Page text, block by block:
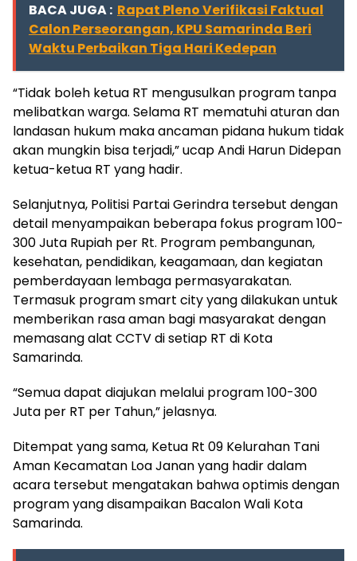
BACA JUGA : Rapat Pleno Verifikasi Faktual
Calon Perseorangan, KPU Samarinda Beri
Waktu Perbaikan Tiga Hari Kedepan
“Tidak boleh ketua RT mengusulkan program tanpa
melibatkan warga. Selama RT mematuhi aturan dan
landasan hukum maka ancaman pidana hukum tidak
akan mungkin bisa terjadi,” ucap Andi Harun Didepan
ketua-ketua RT yang hadir.
Selanjutnya, Politisi Partai Gerindra tersebut dengan
detail menyampaikan beberapa fokus program 100-
300 Juta Rupiah per Rt. Program pembangunan,
kesehatan, pendidikan, keagamaan, dan kegiatan
pemberdayaan lembaga permasyarakatan.
Termasuk program smart city yang dilakukan untuk
memberikan rasa aman bagi masyarakat dengan
memasang alat CCTV di setiap RT di Kota
Samarinda.
“Semua dapat diajukan melalui program 100-300
Juta per RT per Tahun,” jelasnya.
Ditempat yang sama, Ketua Rt 09 Kelurahan Tani
Aman Kecamatan Loa Janan yang hadir dalam
acara tersebut mengatakan bahwa optimis dengan
program yang disampaikan Bacalon Wali Kota
Samarinda.